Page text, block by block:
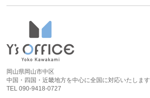
岡山県岡山市中区
中国・四国・近畿地方を中心に全国に対応いたします
TEL 090-9418-0727